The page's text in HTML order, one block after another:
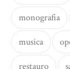
monografia
musica
restauro